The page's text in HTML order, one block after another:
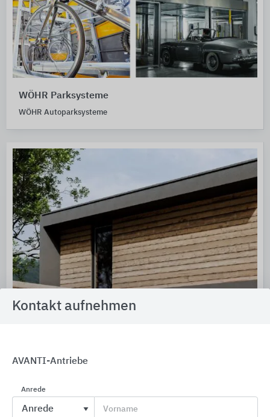
WÖHR Parksysteme
WÖHR Autoparksysteme
Industrietore | Garagensektionaltore
Kontakt aufnehmen
AVANTI-Antriebe
Anrede
Vorname